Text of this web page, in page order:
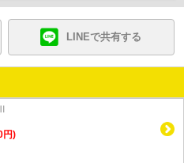
LINEで共有する
円)